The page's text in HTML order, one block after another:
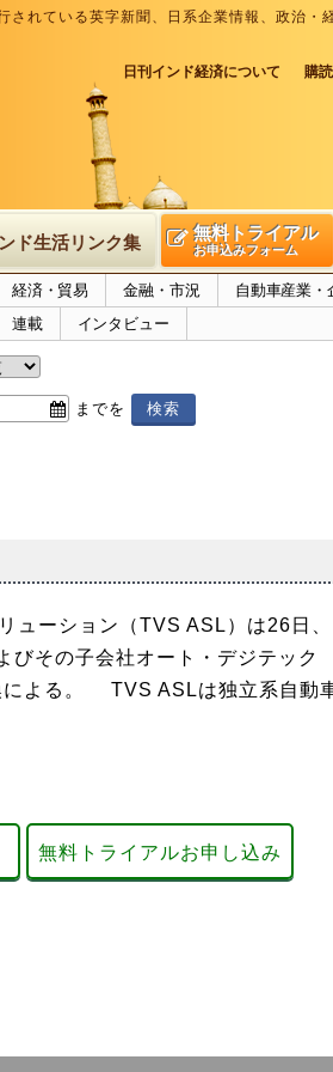
されている英字新聞、日系企業情報、政治
日刊インド経済について 購
ド生活リンク集 無料トライアル
お申込みフォーム
経済・貿易 金融・市況
自動車産業・
連載 インタビュー
までを
ーション（TVS ASL）は26日、
びその子会社オート・デジテック
による。 TVS ASLは独立系自動
無料トライアルお申し込み